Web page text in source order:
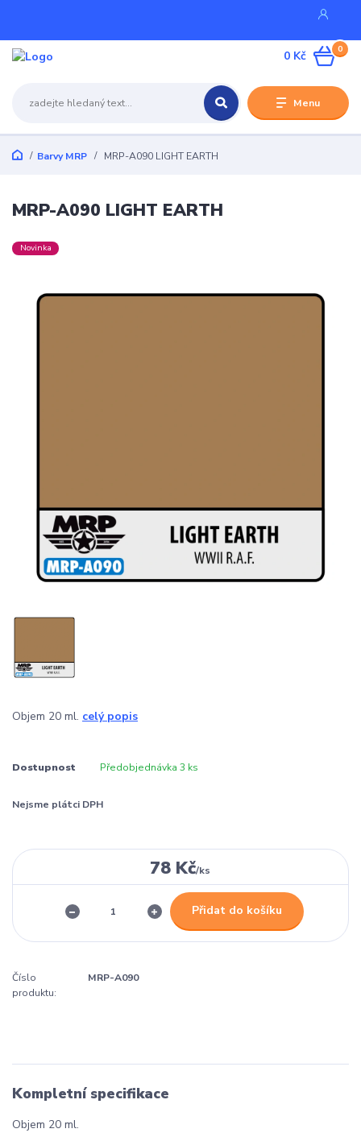
Menu
0
0 Kč
Barvy MRP MRP-A090 LIGHT EARTH
MRP-A090 LIGHT EARTH
Novinka
Objem 20 ml. celý popis
Dostupnost Předobjednávka 3 ks
Nejsme plátci DPH
78 Kč/ks
Přidat do košíku
Číslo
produktu:
MRP-A090
Kompletní specifikace
Objem 20 ml.